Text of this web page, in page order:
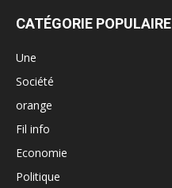
CATÉGORIE POPULAIRE
Une
Société
orange
Fil info
Economie
Politique